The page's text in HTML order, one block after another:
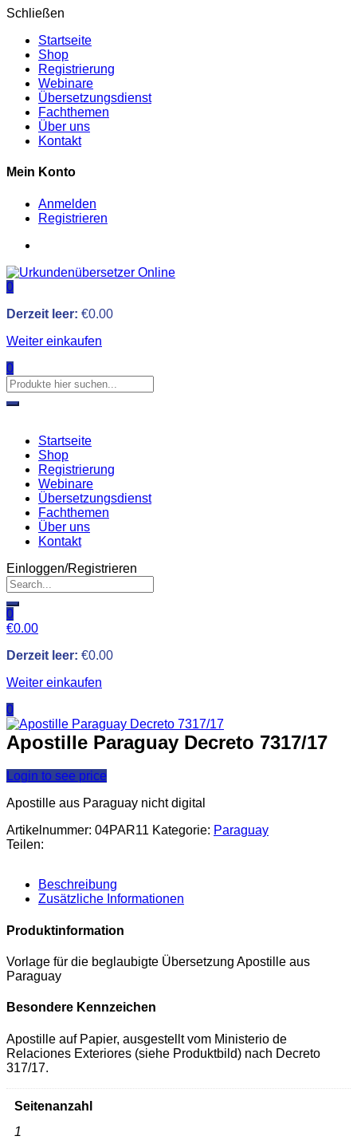
Schließen
Startseite
Shop
Registrierung
Webinare
Übersetzungsdienst
Fachthemen
Über uns
Kontakt
Mein Konto
Anmelden
Registrieren
0
Derzeit leer: €0.00
Weiter einkaufen
0
Startseite
Shop
Registrierung
Webinare
Übersetzungsdienst
Fachthemen
Über uns
Kontakt
Einloggen/Registrieren
0
€0.00
Derzeit leer: €0.00
Weiter einkaufen
0
Apostille Paraguay Decreto 7317/17
Login to see price
Apostille aus Paraguay nicht digital
Artikelnummer: 04PAR11 Kategorie: Paraguay
Teilen:
Beschreibung
Zusätzliche Informationen
Produktinformation
Vorlage für die beglaubigte Übersetzung Apostille aus
Paraguay
Besondere Kennzeichen
Apostille auf Papier, ausgestellt vom Ministerio de
Relaciones Exteriores (siehe Produktbild) nach Decreto
317/17.
Seitenanzahl
1